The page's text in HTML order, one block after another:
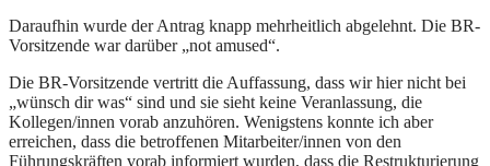
Daraufhin wurde der Antrag knapp mehrheitlich abgelehnt. Die BR-
Vorsitzende war darüber „not amused“.
Die BR-Vorsitzende vertritt die Auffassung, dass wir hier nicht bei
„wünsch dir was“ sind und sie sieht keine Veranlassung, die
Kollegen/innen vorab anzuhören. Wenigstens konnte ich aber
erreichen, dass die betroffenen Mitarbeiter/innen von den
Führungskräften vorab informiert wurden, dass die Restrukturierung